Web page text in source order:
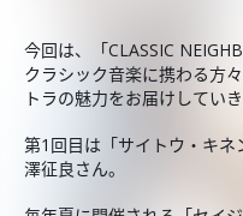
今回は、「CLASSIC
クラシック音楽に携わる方
トラの魅力をお届けしていき
第1回目は「サイトウ・キ
澤征良さん。